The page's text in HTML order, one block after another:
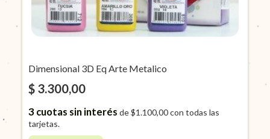
Dimensional 3D Eq Arte Metalico
$ 3.300,00
3cuotas sin interés de$1.100,00con todas las
tarjetas.